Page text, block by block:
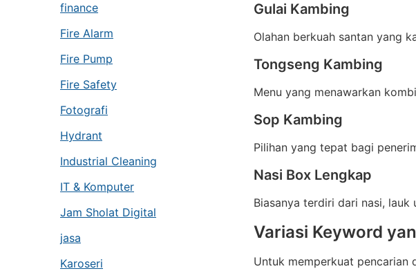
finance
Fire Alarm
Fire Pump
Fire Safety
Fotografi
Hydrant
Industrial Cleaning
IT & Komputer
Jam Sholat Digital
jasa
Karoseri
Gulai Kambing
Olahan berkuah santan yang
Tongseng Kambing
Menu yang menawarkan
Sop Kambing
Pilihan yang tepat bagi
Nasi Box Lengkap
Biasanya terdiri dari nasi, lauk
Variasi Keyword
Untuk memperkuat pencarian